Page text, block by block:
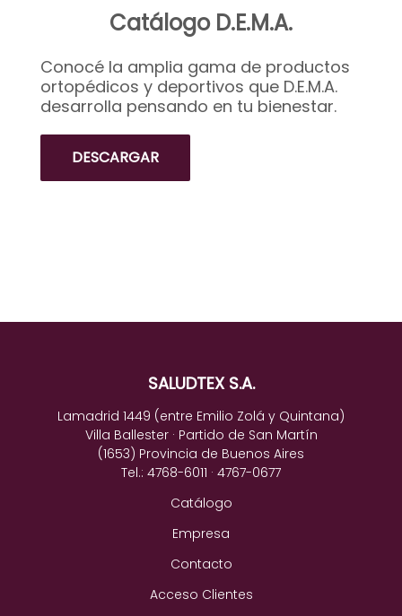
Catálogo D.E.M.A.
Conocé la amplia gama de productos
ortopédicos y deportivos que D.E.M.A.
desarrolla pensando en tu bienestar.
DESCARGAR
SALUDTEX S.A.
Lamadrid 1449 (entre Emilio Zolá y Quintana)
Villa Ballester · Partido de San Martín
(1653) Provincia de Buenos Aires
Tel.: 4768-6011 · 4767-0677
Catálogo
Empresa
Contacto
Acceso Clientes